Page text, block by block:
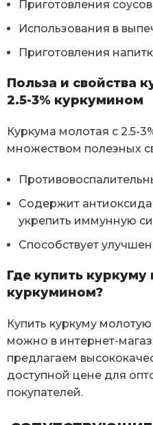
Приготовления
Использования в
Приготовления
Польза и свойства
2.5-3% куркумином
Куркума молотая с 2.5-
множеством полезных
Содержит
укрепить иммунную
Способствует
Где купить
куркумином?
Купить куркуму
можно в интернет-
предлагаем
доступной цене для
покупателей.